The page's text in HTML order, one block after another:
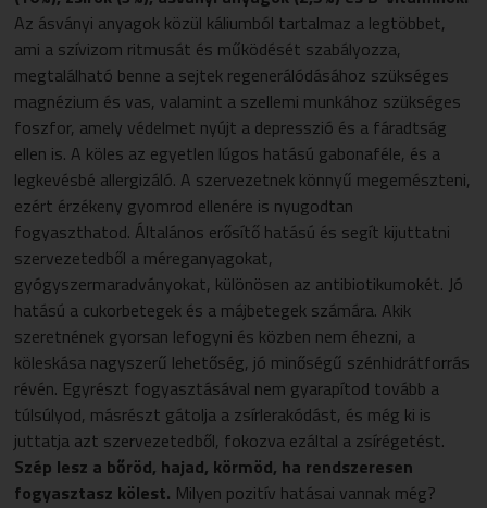
Az ásványi anyagok közül káliumból tartalmaz a legtöbbet,
ami a szívizom ritmusát és működését szabályozza,
megtalálható benne a sejtek regenerálódásához szükséges
magnézium és vas, valamint a szellemi munkához szükséges
foszfor, amely védelmet nyújt a depresszió és a fáradtság
ellen is. A köles az egyetlen lúgos hatású gabonaféle, és a
legkevésbé allergizáló. A szervezetnek könnyű megemészteni,
ezért érzékeny gyomrod ellenére is nyugodtan
fogyaszthatod. Általános erősítő hatású és segít kijuttatni
szervezetedből a méreganyagokat,
gyógyszermaradványokat, különösen az antibiotikumokét. Jó
hatású a cukorbetegek és a májbetegek számára. Akik
szeretnének gyorsan lefogyni és közben nem éhezni, a
köleskása nagyszerű lehetőség, jó minőségű szénhidrátforrás
révén. Egyrészt fogyasztásával nem gyarapítod tovább a
túlsúlyod, másrészt gátolja a zsírlerakódást, és még ki is
juttatja azt szervezetedből, fokozva ezáltal a zsírégetést.
Szép lesz a bőröd, hajad, körmöd, ha rendszeresen
fogyasztasz kölest. Milyen pozitív hatásai vannak még?